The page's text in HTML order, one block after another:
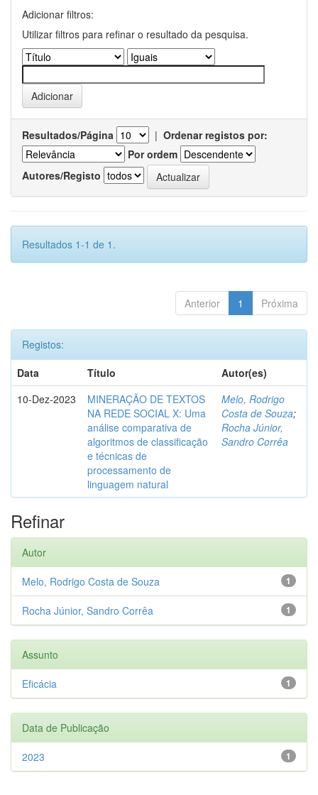
Adicionar filtros:
Utilizar filtros para refinar o resultado da pesquisa.
Resultados/Página | Ordenar registos por:
Por ordem
Autores/Registo
Resultados 1-1 de 1.
Anterior 1 Próxima
Registos:
Data
Título
Autor(es)
10-Dez-2023
MINERAÇÃO DE TEXTOS
NA REDE SOCIAL X: Uma
análise comparativa de
algoritmos de classificação
e técnicas de
processamento de
linguagem natural
Melo, Rodrigo
Costa de Souza;
Rocha Júnior,
Sandro Corrêa
Refinar
Autor
1
Melo, Rodrigo Costa de Souza
1
Rocha Júnior, Sandro Corrêa
Assunto
1
Eficácia
Data de Publicação
1
2023